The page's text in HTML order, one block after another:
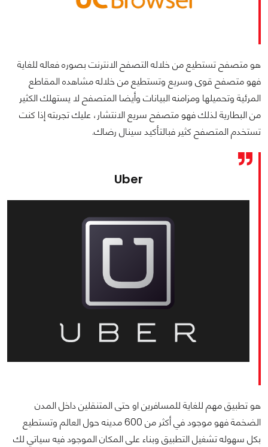
هو متصفح تستطيع من خلاله التصفح الانترنت بصوره فعاله للغاية
فهو متصفح قوى وسريع وتستطيع من خلاله مشاهده المقاطع
المرئية وتحميلها ومزامنه البيانات وأيضا المتصفح لا يستهلك الكثير
من البطارية لذلك فهو متصفح سريع الانتشار، عليك تجربته إذا كنت
تستخدم المتصفح كثير فبالتأكيد سينال رضاك.
Uber
هو تطبيق مهم للغاية للمسافرين او حتى المتنقلين داخل المدن
الضخمة فهو موجود في أكثر من 600 مدينه حول العالم وتستطيع
بكل سهوله تشغيل التطبيق وبناء على المكان الموجود فيه سياتي لك